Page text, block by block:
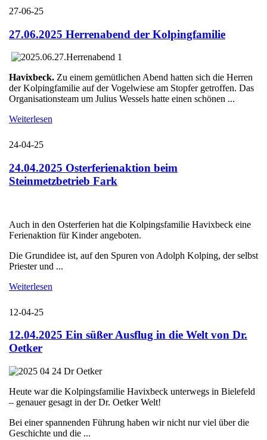
27-06-25
27.06.2025 Herrenabend der Kolpingfamilie
Havixbeck. Zu einem gemütlichen Abend hatten sich die Herren
der Kolpingfamilie auf der Vogelwiese am Stopfer getroffen. Das
Organisationsteam um Julius Wessels hatte einen schönen ...
Weiterlesen
24-04-25
24.04.2025 Osterferienaktion beim
Steinmetzbetrieb Fark
Auch in den Osterferien hat die Kolpingsfamilie Havixbeck eine
Ferienaktion für Kinder angeboten.
Die Grundidee ist, auf den Spuren von Adolph Kolping, der selbst
Priester und ...
Weiterlesen
12-04-25
12.04.2025 Ein süßer Ausflug in die Welt von Dr.
Oetker
Heute war die Kolpingsfamilie Havixbeck unterwegs in Bielefeld
– genauer gesagt in der Dr. Oetker Welt!
Bei einer spannenden Führung haben wir nicht nur viel über die
Geschichte und die ...